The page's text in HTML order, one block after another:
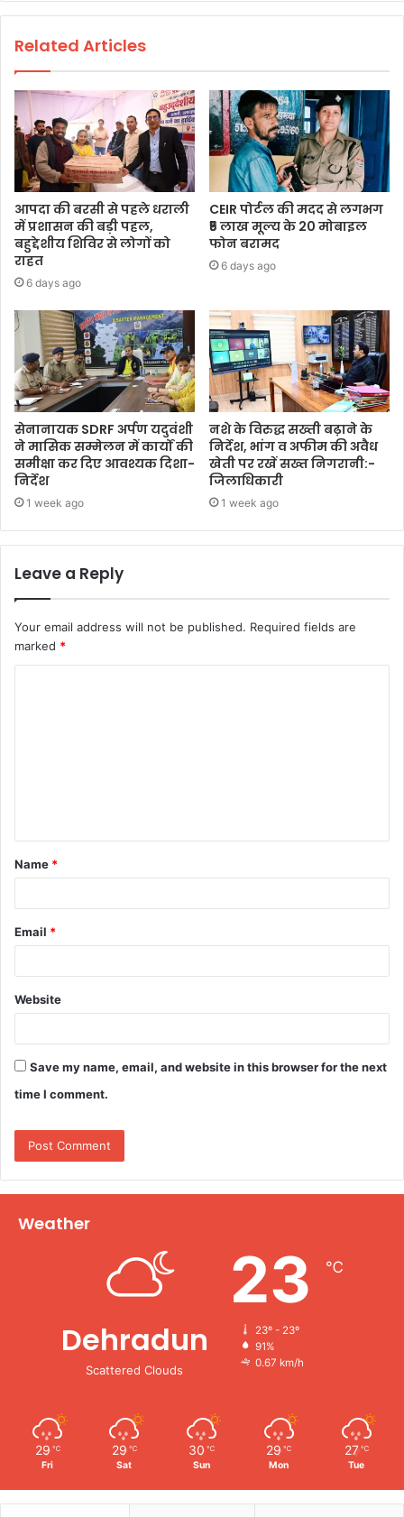
Related Articles
आपदा की बरसी से पहले धराली
में प्रशासन की बड़ी पहल,
बहुद्देशीय शिविर से लोगों को
राहत
6 days ago
CEIR पोर्टल की मदद से लगभग
₹5 लाख मूल्य के 20 मोबाइल
फोन बरामद
6 days ago
सेनानायक SDRF अर्पण यदुवंशी
ने मासिक सम्मेलन में कार्यों की
समीक्षा कर दिए आवश्यक दिशा-
निर्देश
1 week ago
नशे के विरुद्ध सख्ती बढ़ाने के
निर्देश, भांग व अफीम की अवैध
खेती पर रखें सख्त निगरानी:-
जिलाधिकारी
1 week ago
Leave a Reply
Your email address will not be published. Required fields are
marked *
t
*
Name *
Email *
Website
Save my name, email, and website in this browser for the next
time I comment.
Weather
Dehradun
Scattered Clouds
23 ℃
23º - 23º
91%
0.67 km/h
29 ℃
Fri
29 ℃
Sat
30 ℃
Sun
29 ℃
Mon
27 ℃
Tue